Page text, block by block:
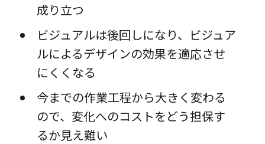
成り立つ
ビジュアルは後回しになり、ビジュア
ルによるデザインの効果を適応させ
にくくなる
今までの作業工程から大きく変わる
ので、変化へのコストをどう担保す
るか見え難い